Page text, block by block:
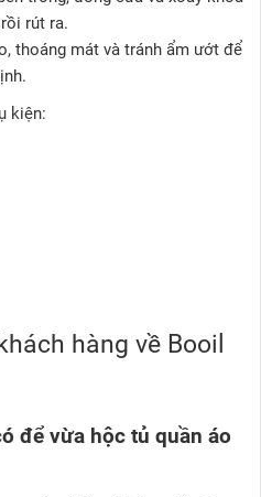
rút ra.
thoáng mát và tránh ẩm ướt để
kiện:
hàng về Booil
để vừa hộc tủ quần áo